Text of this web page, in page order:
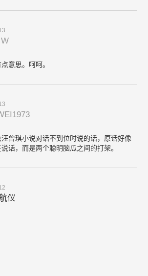
意思。呵呵。
曾琪小说对话不到位时说的话，原话好像
话，而是两个聪明脑瓜之间的打架。
仪